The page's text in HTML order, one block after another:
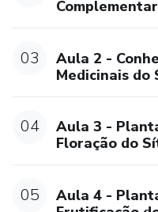
pressão, e aproveitar
ATENÇÃO: Este curso
profissional. Sempre
03
Aula 2 -
Medicinais do
04
Aula 3 -
Floração do
05
Aula 4 -